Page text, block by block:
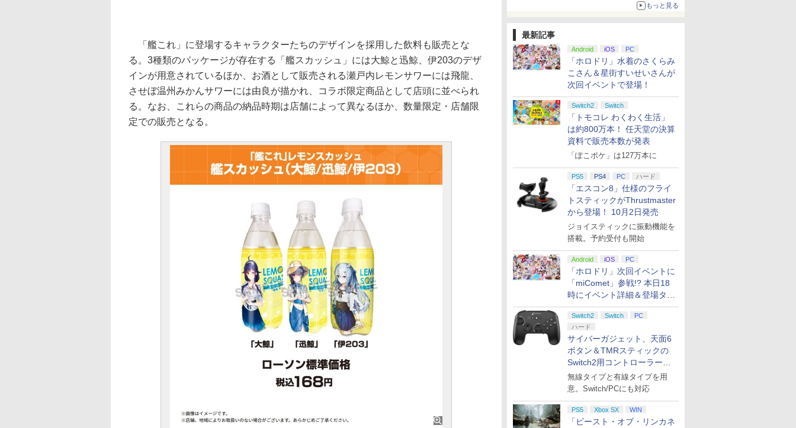
もっと見る
最新記事
Android iOS PC
「ホロドリ」水着のさくらみ
こさん＆星街すいせいさんが
次回イベントで登場！
Switch2 Switch
「トモコレ わくわく生活」
は約800万本！ 任天堂の決算
資料で販売本数が発表
「ぽこポケ」は127万本に
PS5 PS4 PC ハード
「エスコン8」仕様のフライ
トスティックがThrustmaster
から登場！ 10月2日発売
ジョイスティックに振動機能を
搭載。予約受付も開始
Android iOS PC
「ホロドリ」次回イベントに
「miComet」参戦!? 本日18
時にイベント詳細＆登場タレ
ント公開
Switch2 Switch
PC
ハード
サイバーガジェット、天面6
ボタン＆TMRスティックの
Switch2用コントローラーを9
月下旬発売！
無線タイプと有線タイプを用
意。Switch/PCにも対応
PS5 Xbox SX WIN
「ビースト・オブ・リンカネ
「艦これ」に登場するキャラクターたちのデザインを採用した飲料も販売とな
る。3種類のパッケージが存在する「艦スカッシュ」には大鯨と迅鯨、伊203のデザ
インが用意されているほか、お酒として販売される瀬戸内レモンサワーには飛龍、
させぼ温州みかんサワーには由良が描かれ、コラボ限定商品として店頭に並べられ
る。なお、これらの商品の納品時期は店舗によって異なるほか、数量限定・店舗限
定での販売となる。